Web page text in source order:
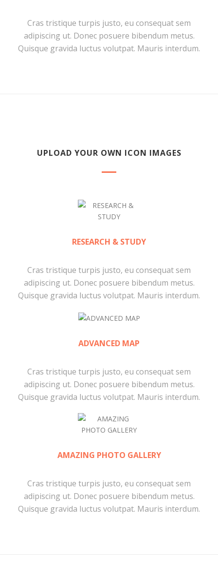
Cras tristique turpis justo, eu consequat sem
adipiscing ut. Donec posuere bibendum metus.
Quisque gravida luctus volutpat. Mauris interdum.
UPLOAD YOUR OWN ICON IMAGES
RESEARCH & STUDY
Cras tristique turpis justo, eu consequat sem
adipiscing ut. Donec posuere bibendum metus.
Quisque gravida luctus volutpat. Mauris interdum.
ADVANCED MAP
Cras tristique turpis justo, eu consequat sem
adipiscing ut. Donec posuere bibendum metus.
Quisque gravida luctus volutpat. Mauris interdum.
AMAZING PHOTO GALLERY
Cras tristique turpis justo, eu consequat sem
adipiscing ut. Donec posuere bibendum metus.
Quisque gravida luctus volutpat. Mauris interdum.